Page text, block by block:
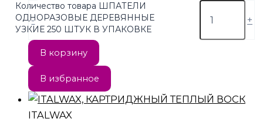
-
Количество товара ШПАТЕЛИ
ОДНОРАЗОВЫЕ ДЕРЕВЯННЫЕ
УЗКИЕ 250 ШТУК В УПАКОВКЕ
+
В корзину
В избранное
ITALWAX